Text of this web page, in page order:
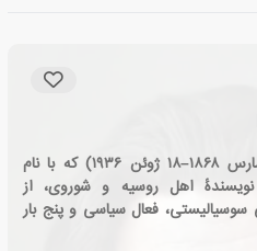
آلکسی ماکسیموویچ پِشکوف (۸مارس ۱۸۶۸–۱۸ ژوئن ۱۹۳۶) که با نام
اهل روسیه و شوروی، از
سوسیالیستی، فعال سیاسی و پنج بار